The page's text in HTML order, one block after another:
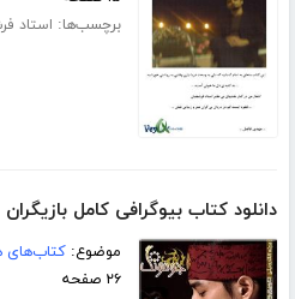
برچسب‌ها: استاد
دانلود کتاب بیوگرافی کامل
موضوع:کتاب‌های
۲۶ صفحه